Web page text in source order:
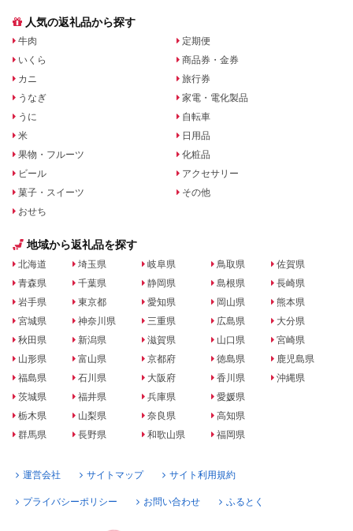
人気の返礼品から探す
牛肉
いくら
カニ
うなぎ
うに
米
果物・フルーツ
ビール
菓子・スイーツ
おせち
定期便
商品券・金券
旅行券
家電・電化製品
自転車
日用品
化粧品
アクセサリー
その他
地域から返礼品を探す
北海道
青森県
岩手県
宮城県
秋田県
山形県
福島県
茨城県
栃木県
群馬県
埼玉県
千葉県
東京都
神奈川県
新潟県
富山県
石川県
福井県
山梨県
長野県
岐阜県
静岡県
愛知県
三重県
滋賀県
京都府
大阪府
兵庫県
奈良県
和歌山県
鳥取県
島根県
岡山県
広島県
山口県
徳島県
香川県
愛媛県
高知県
福岡県
佐賀県
長崎県
熊本県
大分県
宮崎県
鹿児島県
沖縄県
運営会社 サイトマップ サイト利用規約
プライバシーポリシー お問い合わせ ふるとく